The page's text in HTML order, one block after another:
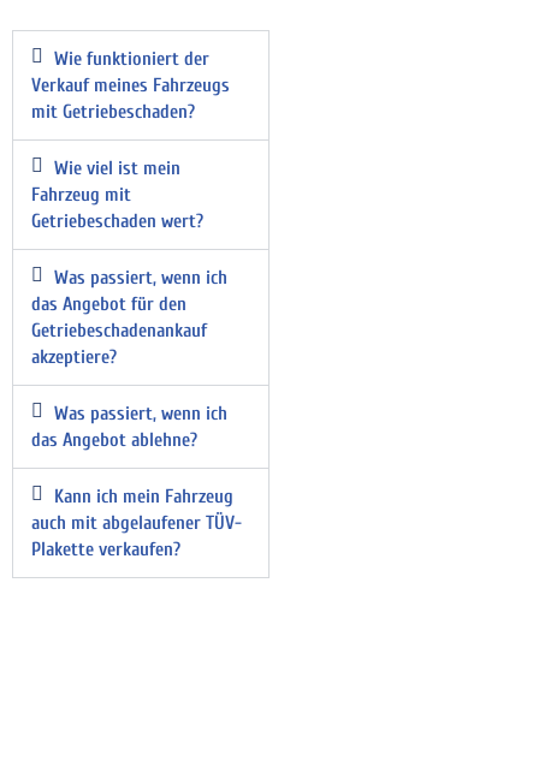
Wie funktioniert der
Verkauf meines Fahrzeugs
mit Getriebeschaden?
Wie viel ist mein
Fahrzeug mit
Getriebeschaden wert?
Was passiert, wenn ich
das Angebot für den
Getriebeschadenankauf
akzeptiere?
Was passiert, wenn ich
das Angebot ablehne?
Kann ich mein Fahrzeug
auch mit abgelaufener TÜV-
Plakette verkaufen?